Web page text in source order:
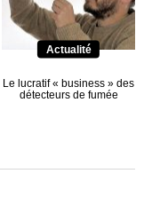
Actualité
Le lucratif « business » des
détecteurs de fumée